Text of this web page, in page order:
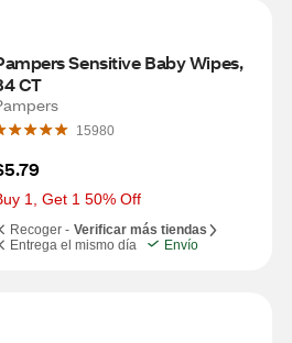
Sensitive Baby Wipes,
CT
15980
1, Get 1 50% Off
Recoger - Verificar más tiendas
Entrega el mismo día
Envío